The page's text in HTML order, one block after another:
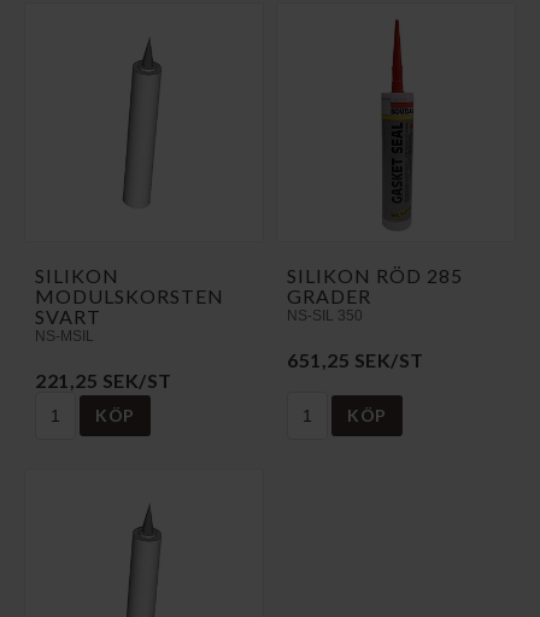
SILIKON
MODULSKORSTEN
SVART
NS-MSIL
221,25 SEK/ST
KÖP
SILIKON RÖD 285
GRADER
NS-SIL 350
651,25 SEK/ST
KÖP